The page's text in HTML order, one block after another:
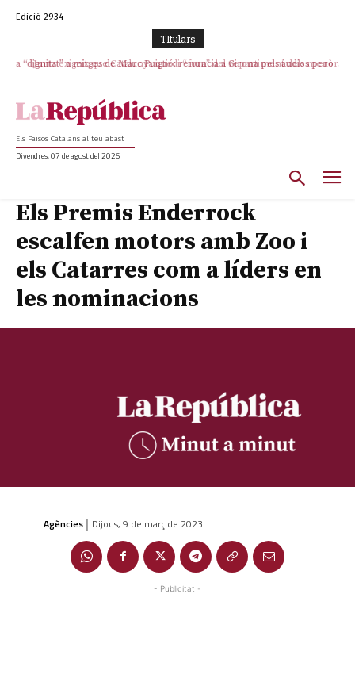
Edició 2934
TItulars
Junts exigeix que Catalunya quedi “fora” del repartiment dels menors
Els Països Catalans al teu abast
Divendres, 07 de agost del 2026
Els Premis Enderrock
escalfen motors amb Zoo i
els Catarres com a líders en
les nominacions
Agències | Dijous, 9 de març de 2023
- Publicitat -